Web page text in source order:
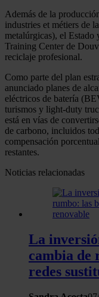
Además de la
industries et métiers de
metalúrgicas), el Estado
Training Center de
reciclaje profesional.
Como parte del plan
anunciado planes de
eléctricos de batería
turismos y light-duty
está en vías de
de carbono, incluidos
compensación
restantes.
Noticias relacionadas
La
cambia de
redes